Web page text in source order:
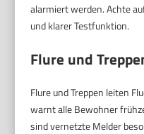
alarmiert werden. Achte
und klarer Testfunktion.
Flure und
Flure und Treppen leiten
warnt alle Bewohner
sind vernetzte Melder